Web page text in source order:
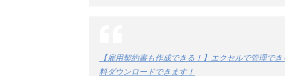
【雇用契約書も作成できる！】エクセルで管理で
料ダウンロードできます！